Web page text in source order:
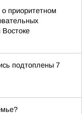
приоритетном
подтоплены 7